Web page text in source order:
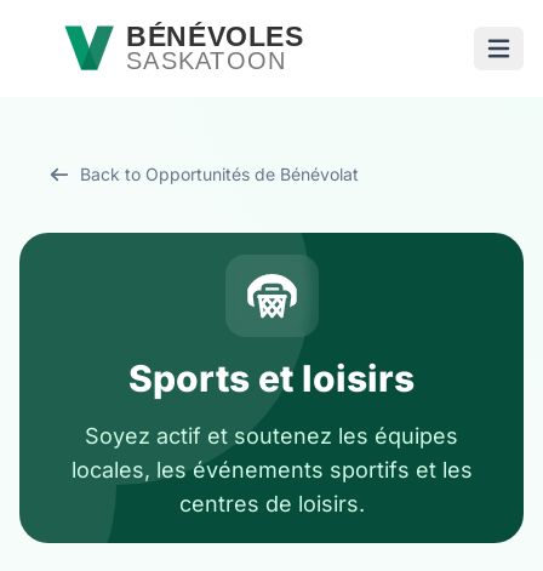
Passer au contenu principal
BÉNÉVOLES
SASKATOON
Back to Opportunités de Bénévolat
Sports et loisirs
Soyez actif et soutenez les équipes
locales, les événements sportifs et les
centres de loisirs.